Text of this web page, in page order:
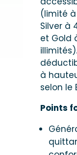
(limité à
Silver à
et Gold
à
selon le
Points